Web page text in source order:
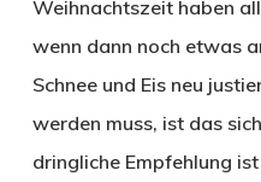
Weihnachtszeit haben
wenn dann noch etwas
Schnee und Eis neu
werden muss, ist das
dringliche Empfehlung